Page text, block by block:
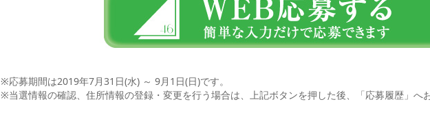
※応募期間は2019年7月31日(水) ～ 9月1日(日)です。
※当選情報の確認、住所情報の登録・変更を行う場合は、上記ボタンを押した後、「応募履歴」へ